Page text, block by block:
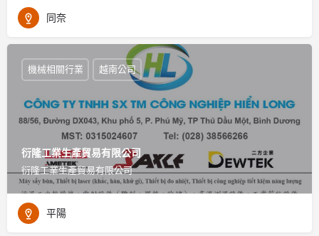
同奈
衍隆工業生產貿易有限公司
衍隆工業生產貿易有限公司
機械相關行業 越南公司
平陽